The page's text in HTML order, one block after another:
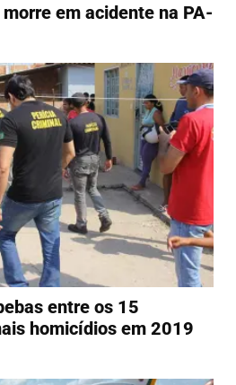
em acidente na PA-
entre os 15
homicídios em 2019